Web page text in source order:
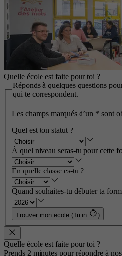
Quelle école est faite pour toi ?
Réponds à quelques questions
qui te correspondent.
Les champs marqués d’un * sont
Quel est ton statut ?
À quel niveau seras-tu pour cette
En quelle classe es-tu ?
Quand souhaites-tu débuter ta
Trouver mon école (1min )
Quelle école est faite pour toi ?
Prends 2 minutes pour répondre à